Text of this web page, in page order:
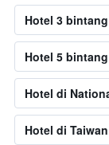
Hotel 3 bintang
Hotel 5 bintang
Hotel di
Hotel di Taiwan